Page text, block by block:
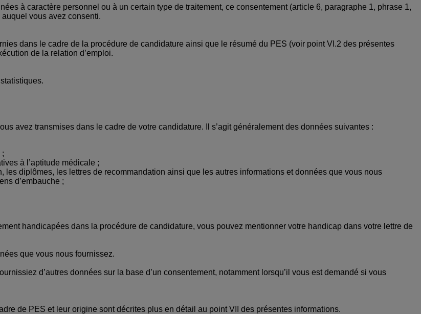
à caractère personnel ou à un certain type de traitement, ce consentement (article 6, paragraphe 1, phrase 1,
vous avez consenti.
dans le cadre de la procédure de candidature ainsi que le résumé du PES (voir point VI.2 des présentes
de la relation d’emploi.
avez transmises dans le cadre de votre candidature. Il s’agit généralement des données suivantes :
;
à l’aptitude médicale ;
les diplômes, les lettres de recommandation ainsi que les autres informations et données que vous nous
d’embauche ;
handicapées dans la procédure de candidature, vous pouvez mentionner votre handicap dans votre lettre de
que vous nous fournissez.
d’autres données sur la base d’un consentement, notamment lorsqu’il vous est demandé si vous
de PES et leur origine sont décrites plus en détail au point VII des présentes informations.